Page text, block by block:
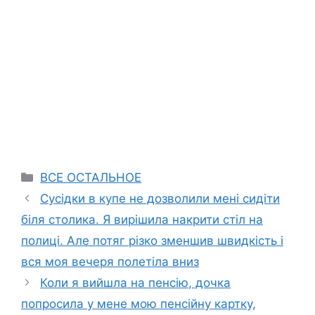
Categories
ВСЕ ОСТАЛЬНОЕ
Сусідки в купе не дозволили мені сидіти
біля столика. Я вирішила накрити стіл на
полиці. Але потяг різко зменшив швидкість і
вся моя вечеря полетіла вниз
Коли я вийшла на пенсію, дочка
попросила у мене мою пенсійну картку,